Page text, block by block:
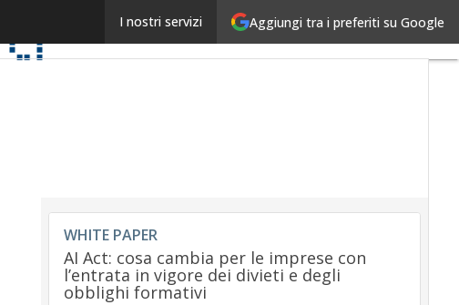
Aggiungi tra i preferiti su Google
I nostri servizi
La responsabilità della banca sul corretto
WHITE PAPER
AI Act: cosa cambia per le imprese con
l’entrata in vigore dei divieti e degli
obblighi formativi